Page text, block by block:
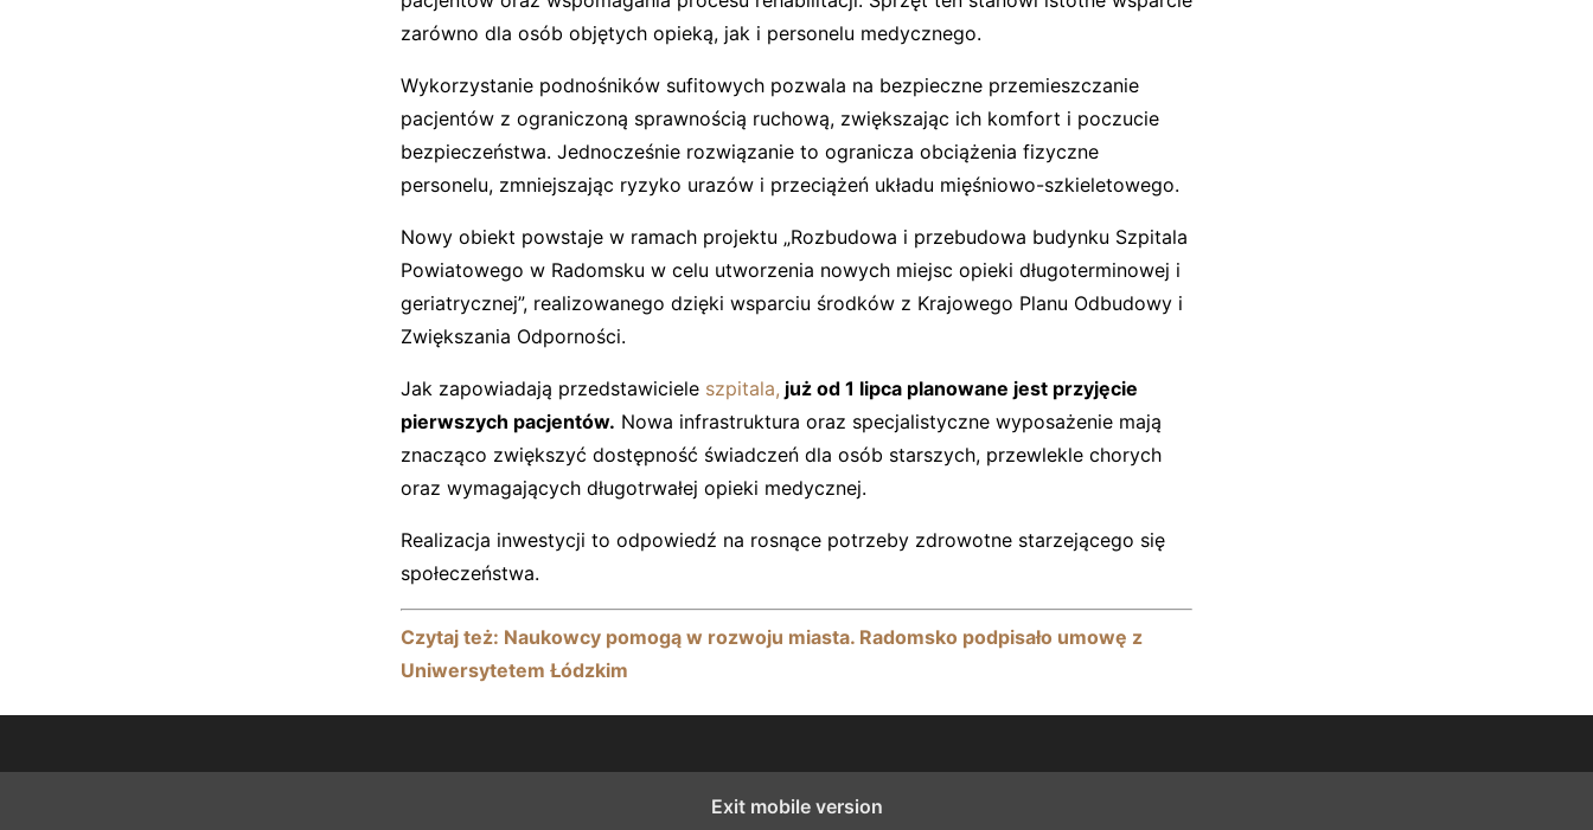
zarówno dla osób objętych opieką, jak i personelu medycznego.
Wykorzystanie podnośników sufitowych pozwala na bezpieczne przemieszczanie
pacjentów z ograniczoną sprawnością ruchową, zwiększając ich komfort i poczucie
bezpieczeństwa. Jednocześnie rozwiązanie to ogranicza obciążenia fizyczne
personelu, zmniejszając ryzyko urazów i przeciążeń układu mięśniowo-szkieletowego.
Nowy obiekt powstaje w ramach projektu „Rozbudowa i przebudowa budynku Szpitala
Powiatowego w Radomsku w celu utworzenia nowych miejsc opieki długoterminowej i
geriatrycznej”, realizowanego dzięki wsparciu środków z Krajowego Planu Odbudowy i
Zwiększania Odporności.
Jak zapowiadają przedstawiciele szpitala, już od 1 lipca planowane jest przyjęcie
pierwszych pacjentów. Nowa infrastruktura oraz specjalistyczne wyposażenie mają
znacząco zwiększyć dostępność świadczeń dla osób starszych, przewlekle chorych
oraz wymagających długotrwałej opieki medycznej.
Realizacja inwestycji to odpowiedź na rosnące potrzeby zdrowotne starzejącego się
społeczeństwa.
Czytaj też: Naukowcy pomogą w rozwoju miasta. Radomsko podpisało umowę z
Uniwersytetem Łódzkim
Exit mobile version